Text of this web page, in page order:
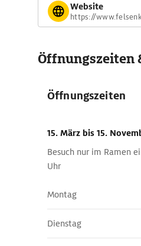
Website
https://
Öffnungszeiten
Öffnungszeiten
15. März bis 15.
Besuch nur im Ramen
Uhr
Montag
Dienstag